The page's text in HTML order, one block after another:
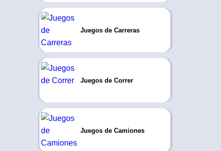
Juegos de Carreras
Juegos de Correr
Juegos de Camiones